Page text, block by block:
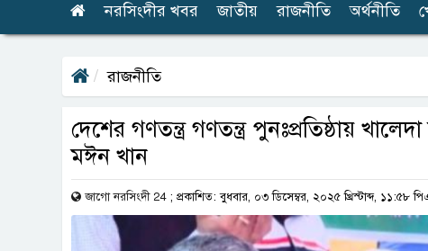
নরসিংদীর খবর জাতীয় রাজনীতি অর্থনীতি
রাজনীতি
দেশের গণতন্ত্র গণতন্ত্র পুনঃপ্রতিষ্ঠায়
মঈন খান
জাগো নরসিংদী 24 ; প্রকাশিত: বুধবার, ০৩ ডিসেম্বর, ২০২৫ খ্রিস্টাব্দ, ১১:৫৮